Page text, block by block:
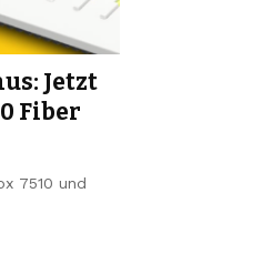
Jetzt
Fiber
7510 und